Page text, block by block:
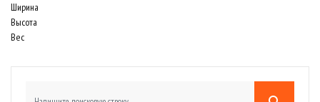
Ширина
Высота
Вес